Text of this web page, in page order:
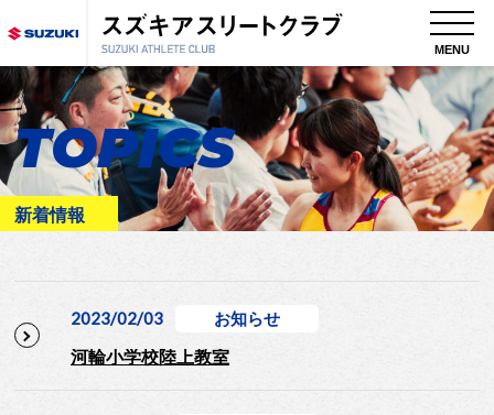
MENU
TOPICS
新着情報
2023/02/03 お知らせ
河輪小学校陸上教室